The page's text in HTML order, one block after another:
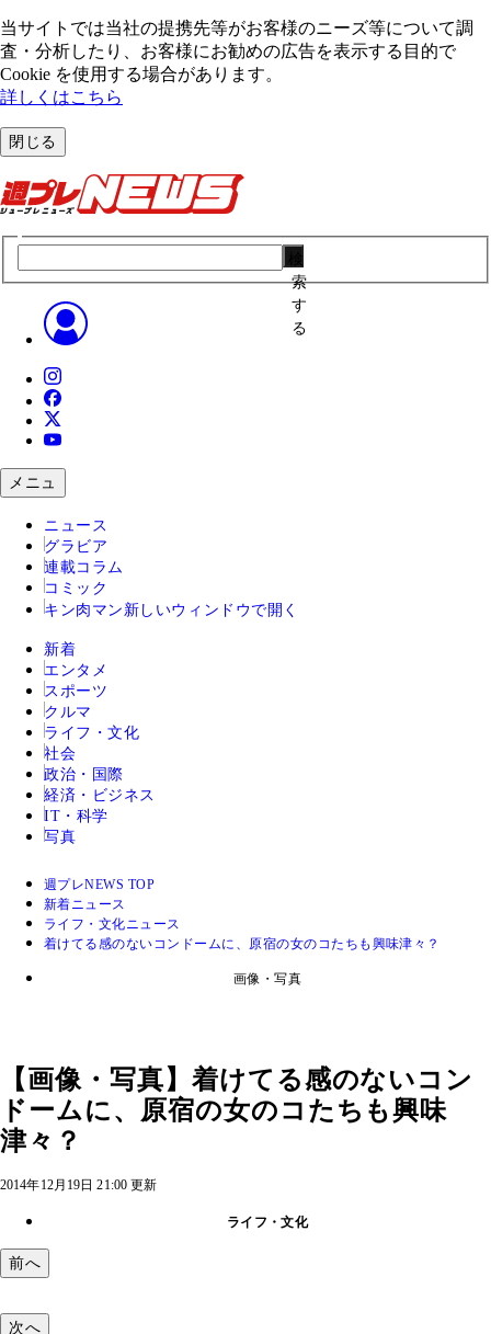
当サイトでは当社の提携先等がお客様のニーズ等について調
査・分析したり、お客様にお勧めの広告を表⽰する⽬的で
Cookie を使⽤する場合があります。
詳しくはこちら
閉じる
索
す
る
メニュ
ニュース
グラビア
連載コラム
コミック
キン肉マン 新しいウィンドウで開く
新着
エンタメ
スポーツ
クルマ
ライフ・文化
社会
政治・国際
経済・ビジネス
IT・科学
写真
週プレNEWS TOP
新着ニュース
ライフ・文化ニュース
着けてる感のないコンドームに、原宿の女のコたちも興味津々？
画像・写真
【画像・写真】着けてる感のないコン
ドームに、原宿の女のコたちも興味
津々？
2014年12月19日 21:00 更新
ライフ・文化
前へ
次へ